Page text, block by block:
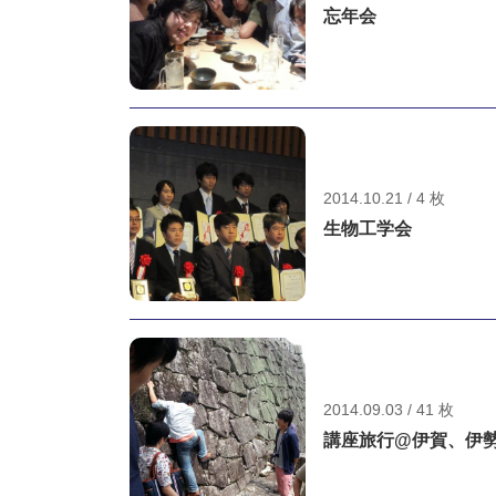
忘年会
2014.10.21 / 4 枚
生物工学会
2014.09.03 / 41 枚
講座旅行@伊賀、伊